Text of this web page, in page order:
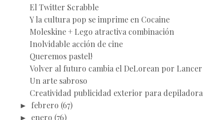
El Twitter Scrabble
Y la cultura pop se imprime en Cocaine
Moleskine + Lego atractiva combinación
Inolvidable acción de cine
Queremos pastel!
Volver al futuro cambia el DeLorean por Lancer
Un arte sabroso
Creatividad publicidad exterior para depiladora
► febrero (67)
► enero (76)